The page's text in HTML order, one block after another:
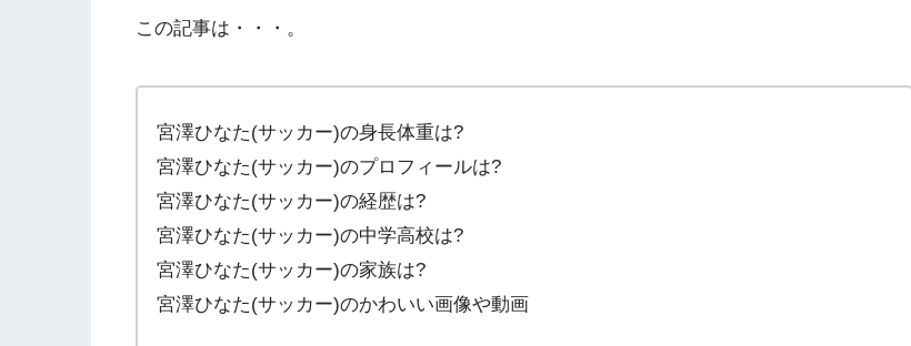
この記事は・・・。
宮澤ひなた(サッカー)の身長体重は?
宮澤ひなた(サッカー)のプロフィールは?
宮澤ひなた(サッカー)の経歴は?
宮澤ひなた(サッカー)の中学高校は?
宮澤ひなた(サッカー)の家族は?
宮澤ひなた(サッカー)のかわいい画像や動画